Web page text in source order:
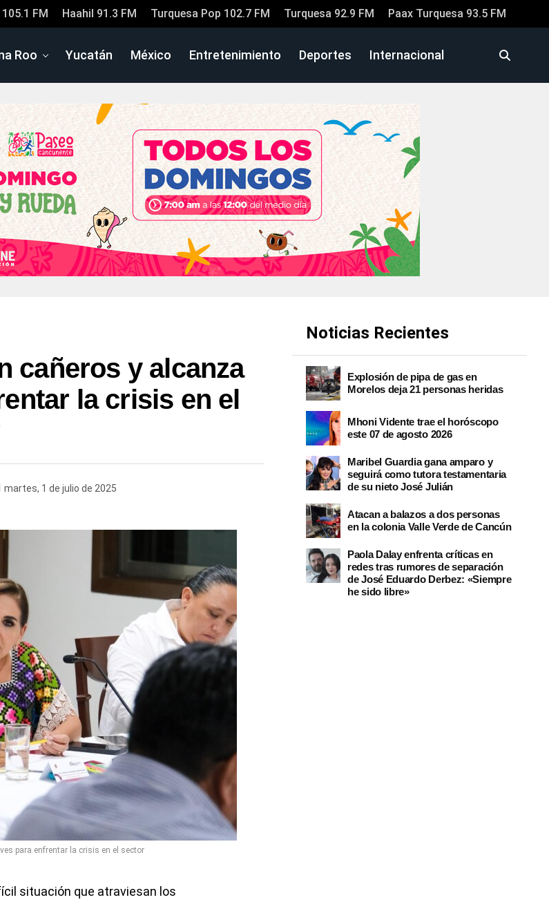
FM Haahil 91.3 FM Turquesa Pop 102.7 FM Turquesa 92.9 FM Paax Turquesa 93.5 FM
Roo Yucatán México Entretenimiento Deportes Internacional
cañeros y alcanza
la crisis en el
martes, 1 de julio de 2025
para enfrentar la crisis en el sector
situación que atraviesan los
Noticias Recientes
Explosión de pipa de gas en
Morelos deja 21 personas heridas
Mhoni Vidente trae el horóscopo
este 07 de agosto 2026
Maribel Guardia gana amparo y
seguirá como tutora testamentaria
de su nieto José Julián
Atacan a balazos a dos personas
en la colonia Valle Verde de Cancún
Paola Dalay enfrenta críticas en
redes tras rumores de separación
de José Eduardo Derbez: «Siempre
he sido libre»